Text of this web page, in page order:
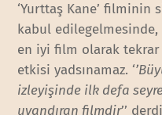
‘Yurttaş Kane’
kabul
en iyi film olarak
etkisi yadsınamaz. ‘
izleyişinde ilk defa
uyandıran filmdir’’